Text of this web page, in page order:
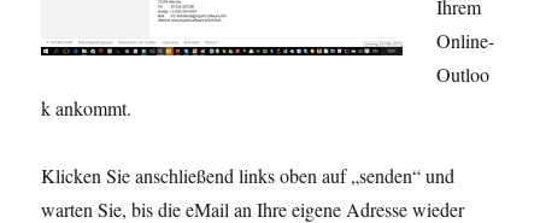
Ihrem
Online-
Outloo
k ankommt.
Klicken Sie anschließend links oben auf „senden“ und
warten Sie, bis die eMail an Ihre eigene Adresse wieder